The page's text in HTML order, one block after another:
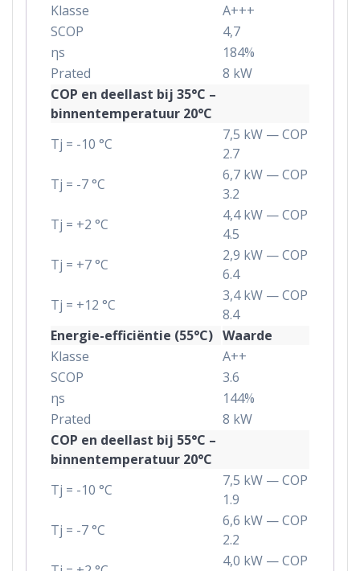
Klasse
A+++
SCOP
4,7
ηs
184%
Prated
8 kW
COP en deellast bij 35°C –
binnentemperatuur 20°C
Tj = -10 °C
7,5 kW — COP
2.7
Tj = -7 °C
6,7 kW — COP
3.2
Tj = +2 °C
4,4 kW — COP
4.5
Tj = +7 °C
2,9 kW — COP
6.4
Tj = +12 °C
3,4 kW — COP
8.4
Energie-efficiëntie (55°C) Waarde
Klasse
A++
SCOP
3.6
ηs
144%
Prated
8 kW
COP en deellast bij 55°C –
binnentemperatuur 20°C
Tj = -10 °C
7,5 kW — COP
1.9
Tj = -7 °C
6,6 kW — COP
2.2
4,0 kW — COP